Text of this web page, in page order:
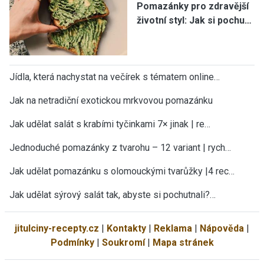
Pomazánky pro zdravější
životní styl: Jak si pochu…
Jídla, která nachystat na večírek s tématem online…
Jak na netradiční exotickou mrkvovou pomazánku
Jak udělat salát s krabími tyčinkami 7× jinak | re…
Jednoduché pomazánky z tvarohu – 12 variant | rych…
Jak udělat pomazánku s olomouckými tvarůžky |4 rec…
Jak udělat sýrový salát tak, abyste si pochutnali?…
jitulciny-recepty.cz | Kontakty | Reklama | Nápověda |
Podmínky| Soukromí| Mapa stránek